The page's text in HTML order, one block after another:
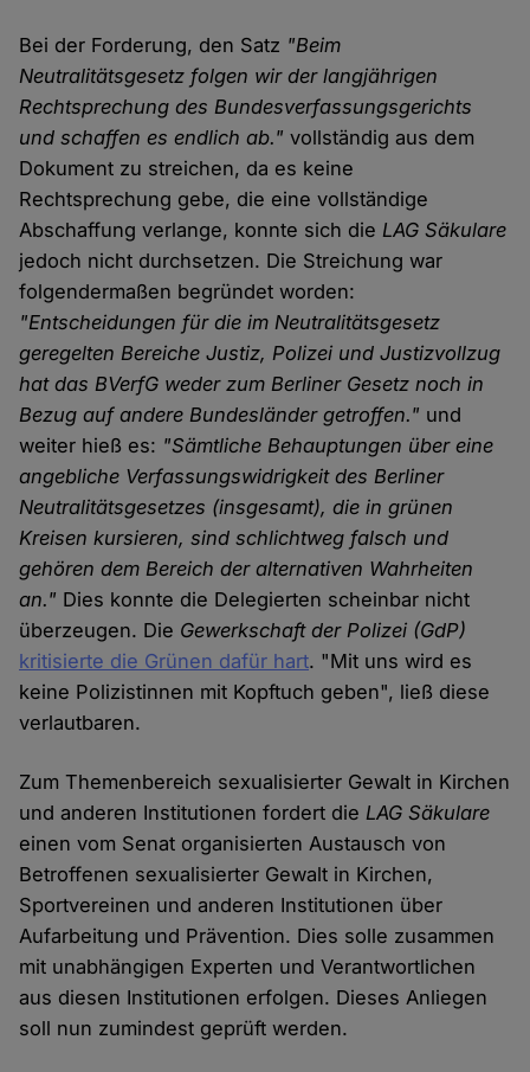
Bei der Forderung, den Satz "Beim
Neutralitätsgesetz folgen wir der langjährigen
Rechtsprechung des Bundesverfassungsgerichts
und schaffen es endlich ab." vollständig aus dem
Dokument zu streichen, da es keine
Rechtsprechung gebe, die eine vollständige
Abschaffung verlange, konnte sich die LAG Säkulare
jedoch nicht durchsetzen. Die Streichung war
folgendermaßen begründet worden:
"Entscheidungen für die im Neutralitätsgesetz
geregelten Bereiche Justiz, Polizei und Justizvollzug
hat das BVerfG weder zum Berliner Gesetz noch in
Bezug auf andere Bundesländer getroffen." und
weiter hieß es: "Sämtliche Behauptungen über eine
angebliche Verfassungswidrigkeit des Berliner
Neutralitätsgesetzes (insgesamt), die in grünen
Kreisen kursieren, sind schlichtweg falsch und
gehören dem Bereich der alternativen Wahrheiten
an." Dies konnte die Delegierten scheinbar nicht
überzeugen. Die Gewerkschaft der Polizei (GdP)
kritisierte die Grünen dafür hart. "Mit uns wird es
keine Polizistinnen mit Kopftuch geben", ließ diese
verlautbaren.
Zum Themenbereich sexualisierter Gewalt in Kirchen
und anderen Institutionen fordert die LAG Säkulare
einen vom Senat organisierten Austausch von
Betroffenen sexualisierter Gewalt in Kirchen,
Sportvereinen und anderen Institutionen über
Aufarbeitung und Prävention. Dies solle zusammen
mit unabhängigen Experten und Verantwortlichen
aus diesen Institutionen erfolgen. Dieses Anliegen
soll nun zumindest geprüft werden.